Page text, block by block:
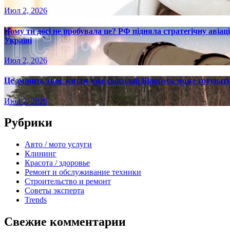
Июл 2, 2026
Чому ти досі не пробувала це? РФ підняла стратегічну
Україні
Июл 2, 2026
Це змінить твоє життя вже сьогодні: Білорусь може
Июл 2, 2026
Рубрики
Авто / мото услуги
Клининг
Красота / здоровье
Ремонт и обслуживание техники
Строительство и ремонт
Советы эксперта
Trends
Свежие комментарии